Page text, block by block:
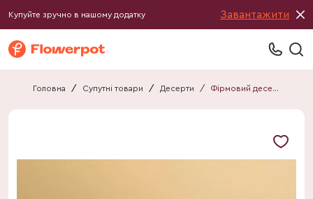
Купуйте зручно в нашому додатку Завантажити
Головна / Супутні товари / Десерти / Фірмовий десерт &JOY-сердечко